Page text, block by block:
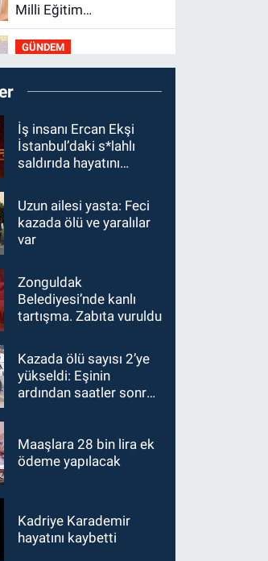
Milli Eğitim
Bakanlığı'ndan kötü
haber
GÜNDEM
19:34Zonguldakspor
Bolu'da 3 hazırlık maçı
rakipler...
GÜNDEM
19:27Çaycuma
ırmağında görüldü:
yaşadı
GÜNDEM
19:12TMO kabuklu
fındık alım fiyatlarını
GÜNDEM
18:52Zonguldak'ta
pitbul köpek anne ve
Tedavi altındalar
İş insanı Ercan Ekşi
İstanbul’daki s*lahlı
saldırıda hayatını
Uzun ailesi yasta: Feci
kazada ölü ve yaralılar
var
Zonguldak
Belediyesi’nde kanlı
tartışma. Zabıta vuruldu
Kazada ölü sayısı 2’ye
yükseldi: Eşinin
ardından saatler sonra
Maaşlara 28 bin lira ek
ödeme yapılacak
Kadriye Karademir
hayatını kaybetti